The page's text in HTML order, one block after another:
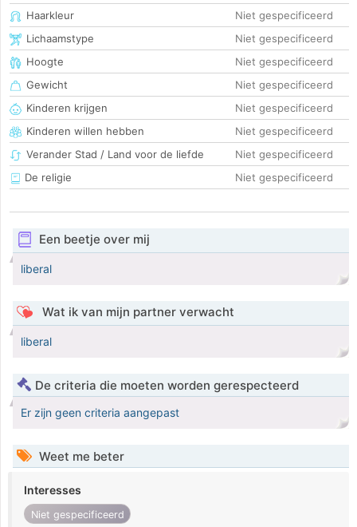
Haarkleur
Niet gespecificeerd
Lichaamstype
Niet gespecificeerd
Hoogte
Niet gespecificeerd
Gewicht
Niet gespecificeerd
Kinderen krijgen
Niet gespecificeerd
Kinderen willen hebben
Niet gespecificeerd
Verander Stad / Land voor de liefde
Niet gespecificeerd
De religie
Niet gespecificeerd
Een beetje over mij
liberal
Wat ik van mijn partner verwacht
liberal
De criteria die moeten worden gerespecteerd
Er zijn geen criteria aangepast
Weet me beter
Interesses
Niet gespecificeerd